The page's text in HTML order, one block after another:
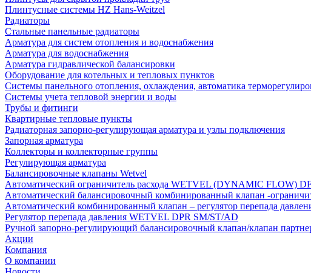
Плинтусные системы HZ Hans-Weitzel
Радиаторы
Стальные панельные радиаторы
Арматура для систем отопления и водоснабжения
Арматура для водоснабжения
Арматура гидравлической балансировки
Оборудование для котельных и тепловых пунктов
Системы панельного отопления, охлаждения, автоматика
Системы учета тепловой энергии и воды
Трубы и фитинги
Квартирные тепловые пункты
Радиаторная запорно-регулирующая арматура и узлы подключения
Запорная арматура
Коллекторы и коллекторные группы
Регулирующая арматура
Балансировочные клапаны Wetvel
Автоматический ограничитель расхода WETVEL (DYNAMIC FLOW)
Автоматический балансировочный комбинированный клапан -
Автоматический комбинированный клапан – регулятор перепада
Регулятор перепада давления WETVEL DPR SM/ST/AD
Ручной запорно-регулирующий балансировочный клапан/клапан
Акции
Компания
О компании